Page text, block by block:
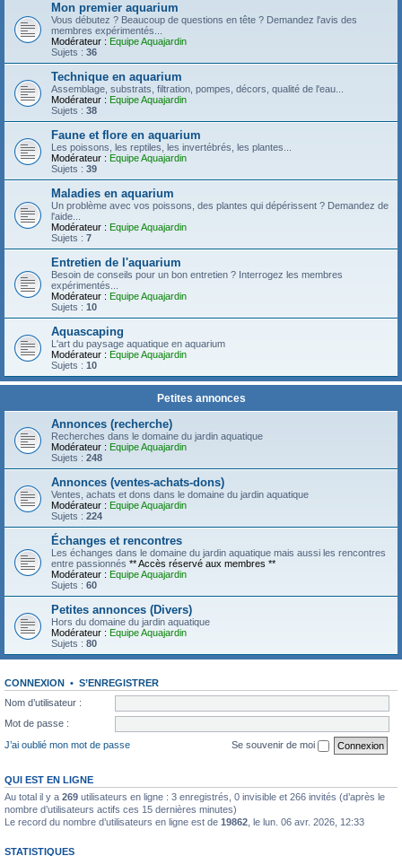
Mon premier aquarium
Vous débutez ? Beaucoup de questions en tête ? Demandez l'avis des
membres expérimentés...
Modérateur : Equipe Aquajardin
Sujets : 36
Technique en aquarium
Assemblage, substrats, filtration, pompes, décors, qualité de l'eau...
Modérateur : Equipe Aquajardin
Sujets : 38
Faune et flore en aquarium
Les poissons, les reptiles, les invertébrés, les plantes...
Modérateur : Equipe Aquajardin
Sujets : 39
Maladies en aquarium
Un problème avec vos poissons, des plantes qui dépérissent ? Demandez de
l'aide...
Modérateur : Equipe Aquajardin
Sujets : 7
Entretien de l'aquarium
Besoin de conseils pour un bon entretien ? Interrogez les membres
expérimentés...
Modérateur : Equipe Aquajardin
Sujets : 10
Aquascaping
L'art du paysage aquatique en aquarium
Modérateur : Equipe Aquajardin
Sujets : 10
Petites annonces
Annonces (recherche)
Recherches dans le domaine du jardin aquatique
Modérateur : Equipe Aquajardin
Sujets : 248
Annonces (ventes-achats-dons)
Ventes, achats et dons dans le domaine du jardin aquatique
Modérateur : Equipe Aquajardin
Sujets : 224
Échanges et rencontres
Les échanges dans le domaine du jardin aquatique mais aussi les rencontres
entre passionnés ** Accès réservé aux membres **
Modérateur : Equipe Aquajardin
Sujets : 60
Petites annonces (Divers)
Hors du domaine du jardin aquatique
Modérateur : Equipe Aquajardin
Sujets : 80
CONNEXION • S’ENREGISTRER
Nom d’utilisateur :
Mot de passe :
J’ai oublié mon mot de passe
Se souvenir de moi
QUI EST EN LIGNE
Au total il y a 269 utilisateurs en ligne : 3 enregistrés, 0 invisible et 266 invités (d’après le
nombre d’utilisateurs actifs ces 15 dernières minutes)
Le record du nombre d’utilisateurs en ligne est de 19862 , le lun. 06 avr. 2026, 12:33
STATISTIQUES